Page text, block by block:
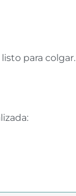
para colgar.